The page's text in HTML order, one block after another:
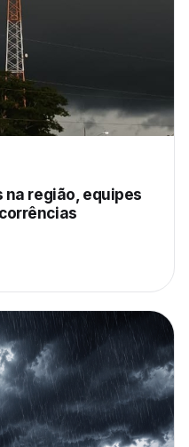
na região, equipes